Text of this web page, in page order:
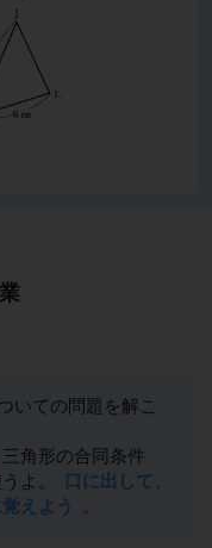
いての問題を解こ
角形の合同条件
よ。
口に出して、
えよう